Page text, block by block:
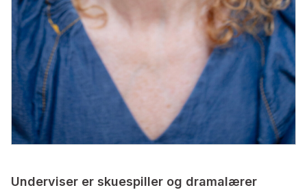
Underviser er skuespiller og dramalærer